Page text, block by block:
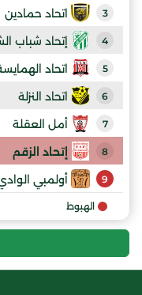
3 اتحاد حمادين
4 إتحاد شباب
5 اتحاد
6 اتحاد النزلة
7 أمل العقلة
8 إتحاد الزقم
9 أولمبي
الهبوط